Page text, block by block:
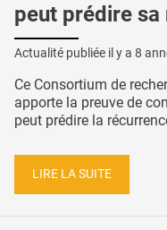
peut prédire
Actualité publiée il y a 8
Ce Consortium de
apporte la preuve de
peut prédire la
LIRE LA SUITE